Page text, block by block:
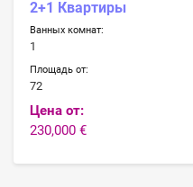
2+1 Квартиры
Ванных комнат:
1
Площадь от:
72
Цена от:
230,000 €